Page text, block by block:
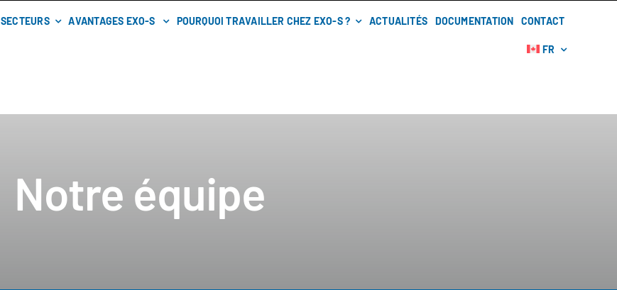
SECTEURS AVANTAGES EXO-S POURQUOI TRAVAILLER CHEZ EXO-S ? ACTUALITÉS DOCUMENTATION CONTACT
FR
Notre équipe